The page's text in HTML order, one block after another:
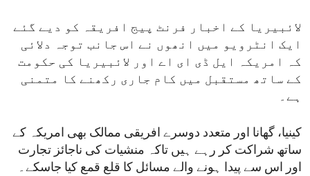
لائبیریا کے اخبار فرنٹ پیج افریقہ کو دیے گئے
ایک انٹرویو میں انھوں نے اس جانب توجہ دلائی
کہ امریکہ ایل ڈی ای اے اور لائبیریا کی حکومت
کے ساتھ مستقبل میں کام جاری رکھنے کا متمنی
ہے۔
کینیا، گھانا اور متعدد دوسرے افریقی ممالک بھی امریکہ کے
ساتھ شراکت کر رہے ہیں تاکہ منشیات کی ناجائز تجارت
اور اس سے پیدا ہونے والے مسائل کا قلع قمع کیا جاسکے۔